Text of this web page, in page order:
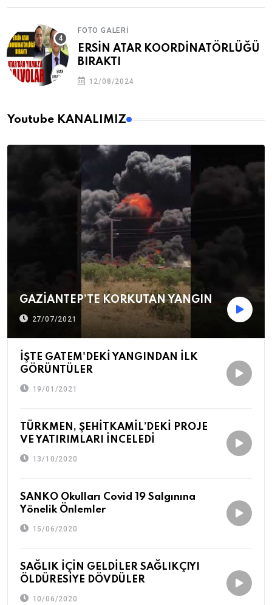
FOTO GALERI
ERSİN ATAR KOORDİNATÖRLÜĞÜ
BIRAKTI
12/08/2024
Youtube KANALIMIZ
GAZİANTEP’TE KORKUTAN YANGIN
27/07/2021
İŞTE GATEM'DEKİ YANGINDAN İLK
GÖRÜNTÜLER
19/01/2021
TÜRKMEN, ŞEHİTKAMİL’DEKİ PROJE
VE YATIRIMLARI İNCELEDİ
13/10/2020
SANKO Okulları Covid 19 Salgınına
Yönelik Önlemler
15/06/2020
SAĞLIK İÇİN GELDİLER SAĞLIKÇIYI
ÖLDÜRESİYE DÖVDÜLER
10/06/2020